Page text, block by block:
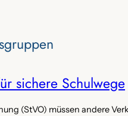
sichere Schulwege
(StVO) müssen andere